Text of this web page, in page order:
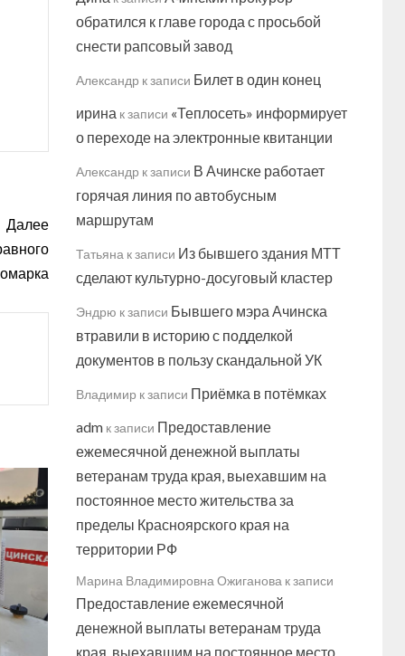
Далее
обратился к главе города с просьбой
снести рапсовый завод
Александр к записи Билет в один конец
ирина к записи «Теплосеть» информирует
о переходе на электронные квитанции
Александр к записи В Ачинске работает
горячая линия по автобусным
маршрутам
Татьяна к записи Из бывшего здания МТТ
сделают культурно-досуговый кластер
Эндрю к записи Бывшего мэра Ачинска
втравили в историю с подделкой
документов в пользу скандальной УК
Владимир к записи Приёмка в потёмках
admк записи Предоставление
ежемесячной денежной выплаты
ветеранам труда края, выехавшим на
постоянное место жительства за
пределы Красноярского края на
территории РФ
Марина Владимировна Ожиганова к записи
Предоставление ежемесячной
денежной выплаты ветеранам труда
края, выехавшим на постоянное место